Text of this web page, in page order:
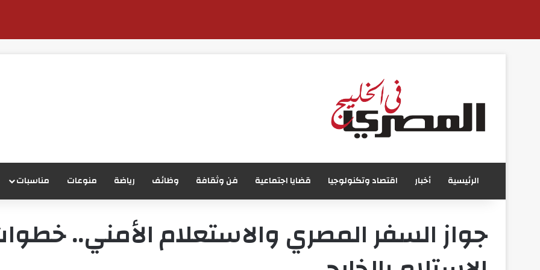
الرئيسية أخبار اقتصاد وتكنولوجيا قضايا اجتماعية فن وثقافة وظائف رياضة منوعات مناسبات
جواز السفر المصري والاستعلام الأمني..